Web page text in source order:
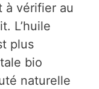
à vérifier au
L’huile
plus
bio
naturelle